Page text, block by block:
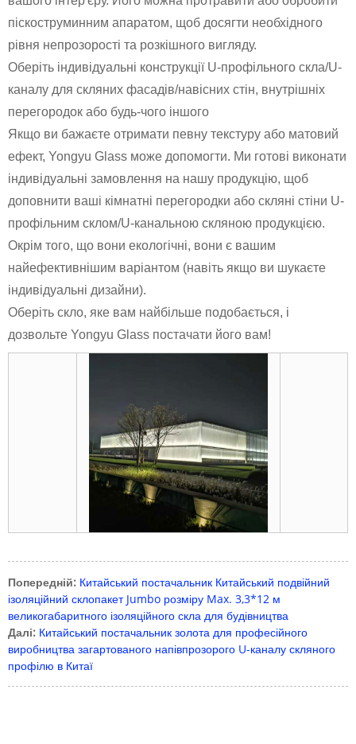
піскоструминним апаратом, щоб досягти необхідного
рівня непрозорості та розкішного вигляду.
Оберіть індивідуальні конструкції U-профільного скла/U-
каналу для скляних фасадів/навісних стін, внутрішніх
перегородок або будь-чого іншого
Якщо ви бажаєте отримати певну текстуру або матовий
ефект, Yongyu Glass може допомогти. Ми готові виконати
індивідуальні замовлення на нашу продукцію, щоб
доповнити ваші кімнатні перегородки або скляні стіни U-
профільним склом/U-канальною скляною продукцією.
Окрім того, що вони екологічні, вони є вашим
найефективнішим варіантом (навіть якщо ви шукаєте
індивідуальні дизайни).
Оберіть скло, яке вам найбільше подобається, і
дозвольте Yongyu Glass постачати його вам!
Попередній: Китайський постачальник Китайський подвійний
ізоляційний склопакет Jumbo розміру Max. 3,3*12 м
великогабаритного ізоляційного скла для будівництва
Далі: Китайський постачальник золота для професійного
виробництва загартованого напівпрозорого U-каналу скляного
профілю в Китаї